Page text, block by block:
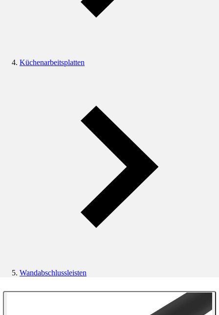
Küchenarbeitsplatten
Wandabschlussleisten